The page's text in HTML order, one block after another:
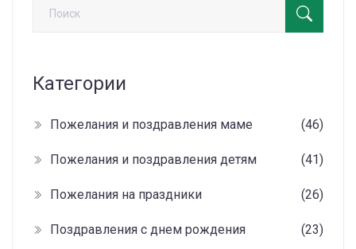
Категории
Пожелания и поздравления маме (46)
Пожелания и поздравления детям (41)
Пожелания на праздники (26)
Поздравления с днем рождения (23)